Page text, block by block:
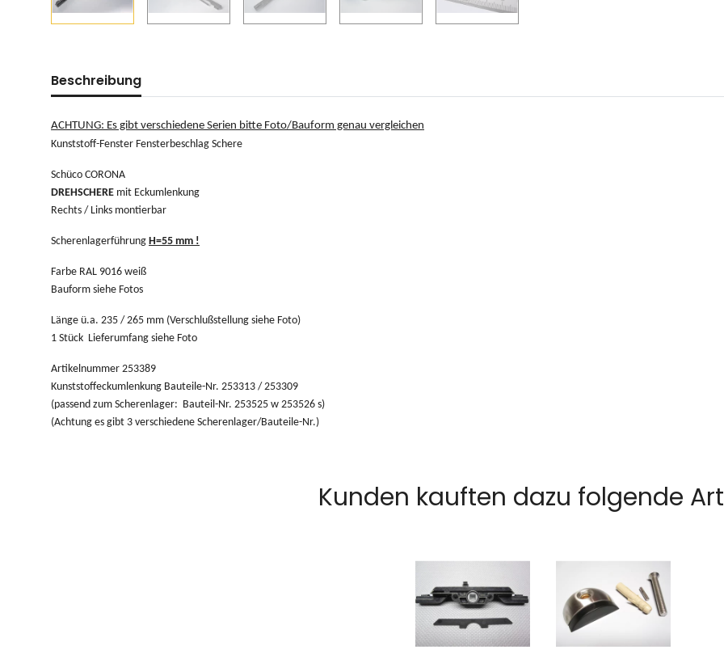
Beschreibung
ACHTUNG: Es gibt verschiedene Serien bitte Foto/Bauform genau vergleichen
Kunststoff-Fenster Fensterbeschlag Schere
Schüco CORONA
DREHSCHERE mit Eckumlenkung
Rechts / Links montierbar
Scherenlagerführung H=55 mm !
Farbe RAL 9016 weiß
Bauform siehe Fotos
Länge ü.a. 235 / 265 mm (Verschlußstellung siehe Foto)
1 Stück Lieferumfang siehe Foto
Artikelnummer 253389
Kunststoffeckumlenkung Bauteile-Nr. 253313 / 253309
(passend zum Scherenlager: Bauteil-Nr. 253525 w 253526 s)
(Achtung es gibt 3 verschiedene Scherenlager/Bauteile-Nr.)
Kunden kauften dazu folgende